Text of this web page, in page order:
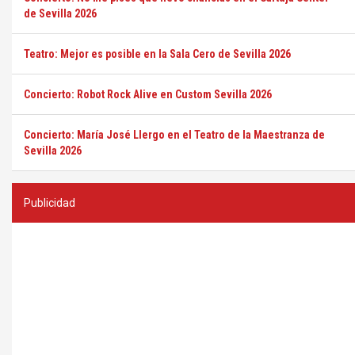
de Sevilla 2026
Teatro: Mejor es posible en la Sala Cero de Sevilla 2026
Concierto: Robot Rock Alive en Custom Sevilla 2026
Concierto: María José Llergo en el Teatro de la Maestranza de
Sevilla 2026
Publicidad